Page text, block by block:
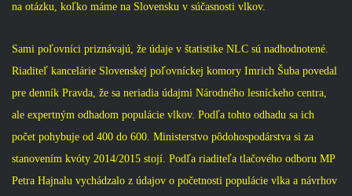
na otázku, koľko máme na Slovensku v súčasnosti vlkov.
Sami poľovníci priznávajú, že údaje v štatistike NLC sú nadhodnotené.
Riaditeľ kancelárie Slovenskej poľovníckej komory Imrich Šuba povedal
pre denník Pravda, že sa neriadia údajmi Národného lesníckeho centra,
ale expertným odhadom populácie vlkov. Podľa tohto odhadu sa ich
počet pohybuje od 400 do 600. Ministerstvo pôdohospodárstva si za
stanovením kvóty 2014/2015 stojí. Podľa riaditeľa tlačového odboru MP
Petra Hajnalu vychádzalo z údajov o početnosti populácie vlka a návrhov